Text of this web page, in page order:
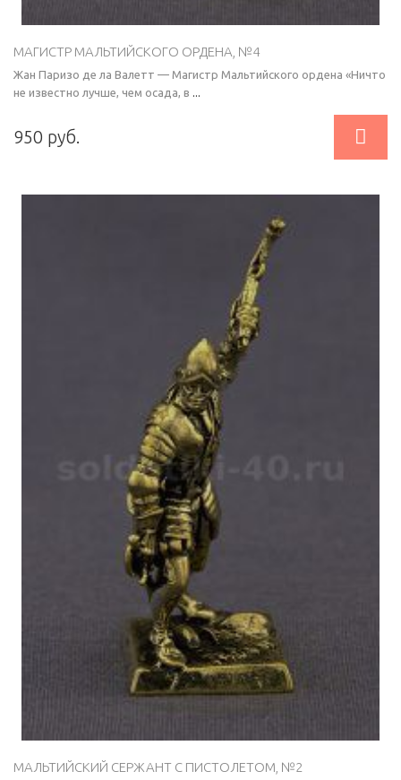
МАГИСТР МАЛЬТИЙСКОГО ОРДЕНА, №4
Жан Паризо де ла Валетт — Магистр Мальтийского ордена «Ничто
не известно лучше, чем осада, в ...
950 руб. 
МАЛЬТИЙСКИЙ СЕРЖАНТ С ПИСТОЛЕТОМ, №2